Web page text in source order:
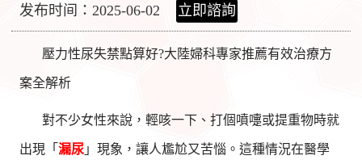
发布时间：2025-06-02 立即諮詢
壓力性尿失禁點算好?大陸婦科專家推薦有效治療方
案全解析
對不少女性來說，輕咳一下、打個噴嚏或提重物時就
出現「漏尿 」現象，讓人尷尬又苦惱。這種情況在醫學